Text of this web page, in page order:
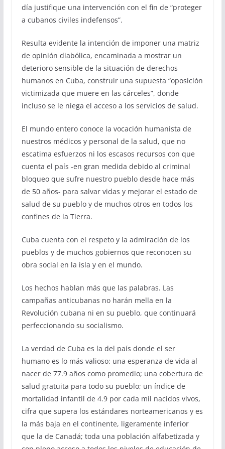
día justifique una intervención con el fin de “proteger
a cubanos civiles indefensos”.
Resulta evidente la intención de imponer una matriz
de opinión diabólica, encaminada a mostrar un
deterioro sensible de la situación de derechos
humanos en Cuba, construir una supuesta “oposición
victimizada que muere en las cárceles”, donde
incluso se le niega el acceso a los servicios de salud.
El mundo entero conoce la vocación humanista de
nuestros médicos y personal de la salud, que no
escatima esfuerzos ni los escasos recursos con que
cuenta el país -en gran medida debido al criminal
bloqueo que sufre nuestro pueblo desde hace más
de 50 años- para salvar vidas y mejorar el estado de
salud de su pueblo y de muchos otros en todos los
confines de la Tierra.
Cuba cuenta con el respeto y la admiración de los
pueblos y de muchos gobiernos que reconocen su
obra social en la isla y en el mundo.
Los hechos hablan más que las palabras. Las
campañas anticubanas no harán mella en la
Revolución cubana ni en su pueblo, que continuará
perfeccionando su socialismo.
La verdad de Cuba es la del país donde el ser
humano es lo más valioso: una esperanza de vida al
nacer de 77.9 años como promedio; una cobertura de
salud gratuita para todo su pueblo; un índice de
mortalidad infantil de 4.9 por cada mil nacidos vivos,
cifra que supera los estándares norteamericanos y es
la más baja en el continente, ligeramente inferior
que la de Canadá; toda una población alfabetizada y